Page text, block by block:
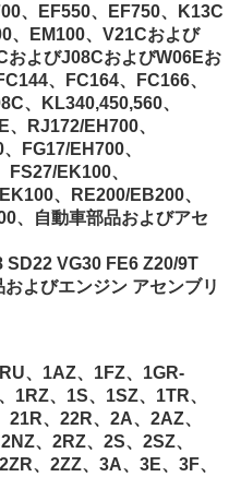
、EF550、EF750、K13C
、EM100、V21Cおよび
およびJ08CおよびW06Eお
、FC164、FC166、
、KL340,450,560、
RJ172/EH700、
FG17/EH700、
EK100、
、RE200/EB200、
、自動車部品およびアセ
SD22 VG30 FE6 Z20/9T
よびエンジン アセンブリ
、1AZ、1FZ、1GR-
1RZ、1S、1SZ、1TR、
、22R、2A、2AZ、
、2RZ、2S、2SZ、
、2ZZ、3A、3E、3F、